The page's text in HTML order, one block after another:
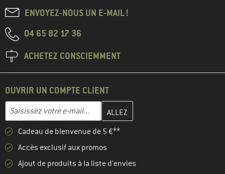
ENVOYEZ-NOUS UN E-MAIL !
04 65 82 17 36
ACHETEZ CONSCIEMMENT
OUVRIR UN COMPTE CLIENT
Adresse e-mail
Entrez votre adresse e-mail ici et créez votre compte client à la
Cadeau de bienvenue de 5 €**
Accès exclusif aux promos
Ajout de produits à la liste d'envies